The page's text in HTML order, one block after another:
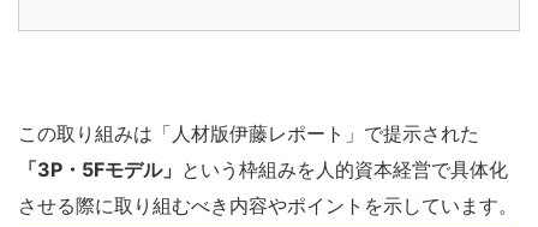
この取り組みは「人材版伊藤レポート」で提示された
「3P・5Fモデル」 という枠組みを人的資本経営で具体化
させる際に取り組むべき内容やポイントを示しています。